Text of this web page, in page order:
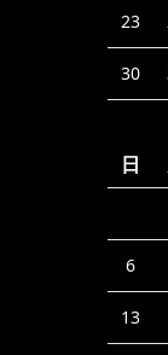
23
30
日
6
13